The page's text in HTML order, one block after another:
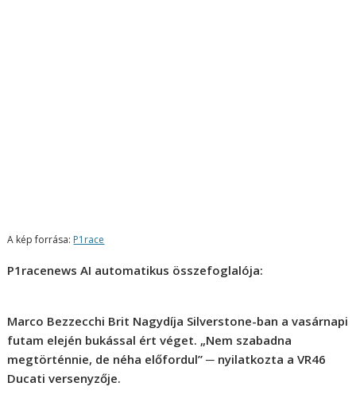
A kép forrása: P1race
P1racenews AI automatikus összefoglalója:
Marco Bezzecchi Brit Nagydíja Silverstone-ban a vasárnapi
futam elején bukással ért véget. „Nem szabadna
megtörténnie, de néha előfordul” ─ nyilatkozta a VR46
Ducati versenyzője.